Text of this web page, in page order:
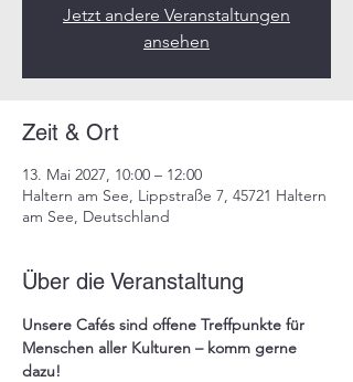
Jetzt andere Veranstaltungen
ansehen
Zeit & Ort
13. Mai 2027, 10:00 – 12:00
Haltern am See, Lippstraße 7, 45721 Haltern
am See, Deutschland
Über die Veranstaltung
Unsere Cafés sind offene Treffpunkte für
Menschen aller Kulturen – komm gerne
dazu!